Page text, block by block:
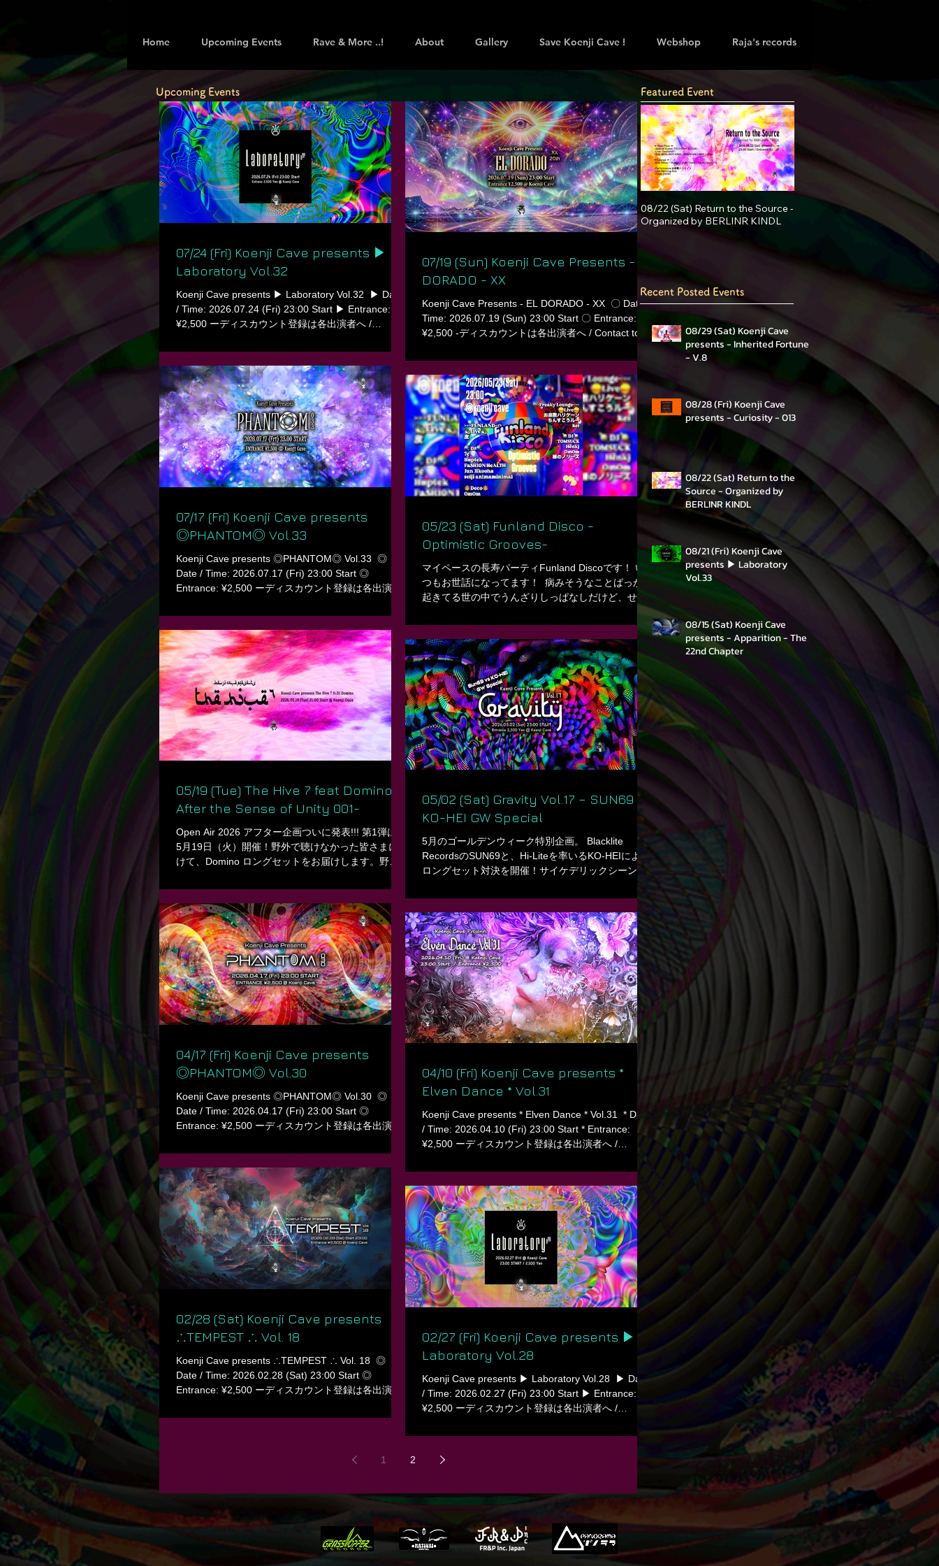
Home Upcoming Events Rave & More ..! About Gallery Save Koenji Cave ! Webshop Raja's records
Upcoming Events
07/24 (Fri) Koenji Cave presents ▶
Laboratory Vol.32
Koenji Cave presents ▶ Laboratory Vol.32 ㅤ ▶ Date
/ Time: 2026.07.24 (Fri) 23:00 Start ▶ Entrance:
¥2,500 ーディスカウント登録は各出演者へ /
▶ Line up ▶▶ Main Floor -DJs: BERLINER KINDL
(月読) Götediener NAGEE (SuB-TiDe) ONO (月読)
RAVEMAN Shu ㅤ ▶▶ Lounge -DJs: amon Fumipu-☆
minato pug RIA SASHII ㅤ ㅤ ▶▶ Food 2929c ㅤ ㅤ
∟∟∟∟∟∟∟∟∟∟∟∟∟∟∟∟∟∟∟∟∟∟∟
∟ ∟Cave 野外の詳細、🎫 / Rave info , Tickets
https://koenjicave.zaiko.io/ ㅤ ∟ INFORMATION - DJ’S
BAR Cave 〒1660
07/19 (Sun) Koenji Cave Presents - EL
DORADO - XX
Koenji Cave Presents - EL DORADO - XX ㅤ 〇 Date /
Time: 2026.07.19 (Sun) 23:00 Start 〇 Entrance:
¥2,500 -ディスカウントは各出演者へ / Contact to
〇 〇〇 Main Floor 〇〇 -DJs: 2nd BASE Bones
Kazutoshi (Puzzle Festival / KAGURA-神楽-）
MAC1Ø (Synthesis) minato TMK trippy ㅤ ㅤ 〇〇
Lounge 〇〇 -DJs: Hz♂ ISG RYUINED (KAGURA-神
楽-） だもんで ㅤ ㅤ
∟∟∟∟∟∟∟∟∟∟∟∟∟∟∟∟∟∟∟∟∟∟∟
∟ ∟Cave 野外の詳細、🎫 / Rave info , Tickets
https://koenjicave.zaiko.io/ ㅤ ∟ INFORMATION - DJ’S
BAR Ca
07/17 (Fri) Koenji Cave presents
◎PHANTOM◎ Vol.33
Koenji Cave presents ◎PHANTOM◎ Vol.33 ㅤ ◎
Date / Time: 2026.07.17 (Fri) 23:00 Start ◎
Entrance: ¥2,500 ーディスカウント登録は各出演者
Cave ㅤ ◎ Line up ◎ ◎◎ Main Floor ◎◎ -Live DJ
AO (Koenji Cave) ㅤ -DJs: 301 (Bachiboko
Psychedelic) E-roceleb (BORNEO) RANRAN
(GODBLESS) SNOWPOWDER (極太家) Takuya
Asakura YUTAMAN (I.K.R.ent) ㅤ ㅤ ㅤ ◎◎ Lounge ◎◎ -
DJs: Amigo minato nobu Raphaël shakabong
Spiritjack (Third Echo) ム ㅤ
∟∟∟∟∟∟∟∟∟∟∟∟∟∟∟∟∟∟∟∟∟∟∟
∟ ∟野外の詳細、🎫 /
05/23 (Sat) Funland Disco -
Optimistic Grooves-
マイペースの長寿パーティFunland Discoです！ い
つもお世話になってます！ ㅤ 病みそうなことばっかり
起きてる世の中でうんざりしっぱなしだけど、せめ
DiscoはオプティミステックなGrooveで希望の光を
灯します！よろしくオネガイしまぁす！ ㅤ 色とりどり
のカラフルなVibes！全開のメインフロア！ラウンジ
は愛と混沌と脱力のいつも通りのヤツ！w ㅤ Funland
Disco is back. When everything feels dark, we let
the music shine brighter. Optimistic grooves, colorful
energy, and our usual mix of love, chaos, and ease. ㅤ
////////////// ㅤ Funland Disco - Optimistic Grooves-
Organized by seiji animaminimal ㅤ Date / Time - 2026
05/19 (Tue) The Hive 7 feat Domino -
After the Sense of Unity 001-
Open Air 2026 アフター企画ついに発表!!! 第1弾は、
5月19日（火）開催！野外で聴けなかった皆さまに向
けて、Domino ロングセットをお届けします。野外
合。週末OobaでDominoを聴けなかった方は、ぜひ
ご参加ください。 ㅤ Open Air 2026 After Party
information is finally released ! As Part 1 on
Tuesday, May 19, For everyone who couldn’t catch
Domino outdoors, we’re bringing you a special long
set by Domino. DJs who supported the open air
event will also be joining the lineup. If you missed
Domino at Ooba this weekend, don’t miss this
chance to catch
05/02 (Sat) Gravity Vol.17 – SUN69 vs
KO-HEI GW Special
5月のゴールデンウィーク特別企画。 Blacklite
RecordsのSUN69と、Hi-Liteを率いるKO-HEIによる
ロングセット対決を開催！サイケデリックシーンで
もひときわ個性が光る二人が、一夜を通してフロア
を創り上げます。 ㅤ ラウンジフロアはCaveならでは
のラインナップ。 幅広いサウンドを存分にお楽しみ
ください。 ㅤ Golden Week in May brings a special
edition. SUN69 of Blacklite Records and KO-HEI,
who leads Hi-Lite, go head-to-head in a long-set
showdown.Two of the most distinctive artists in the
psychedelic scene will create the floor throughout
the night. ㅤ The lounge floor features a Cave-style
lineup, offering a wide
04/17 (Fri) Koenji Cave presents
◎PHANTOM◎ Vol.30
Koenji Cave presents ◎PHANTOM◎ Vol.30 ㅤ ◎
Date / Time: 2026.04.17 (Fri) 23:00 Start ◎
Entrance: ¥2,500 ーディスカウント登録は各出演者
Cave ㅤ ◎ Line up ◎ ◎◎ Main Floor ◎◎ ㅤ -DJs:
amachaaan Götediener Huptek (Sadistic Chillout)
MAC1Ø (Synthesis) NANA SASHII Spiritjack (Third
Echo) ㅤ ◎◎ Lounge ◎◎ -DJs: amon ARISEIKATSU
DJ Neo & DJ Trinity ISG Masaki Tanigawa nobu
Shakabong ㅤ
∟∟∟∟∟∟∟∟∟∟∟∟∟∟∟∟∟∟∟∟∟∟∟
∟ ∟野外の詳細、🎫 / Rave info , Tickets
https://koenjic
04/10 (Fri) Koenji Cave presents *
Elven Dance * Vol.31
Koenji Cave presents * Elven Dance * Vol.31 ㅤ * Date
/ Time: 2026.04.10 (Fri) 23:00 Start * Entrance:
¥2,500 ーディスカウント登録は各出演者へ /
Contact to DJs for Discount. * Venue: Koenji Cave ㅤ **
Line up ** ** Main Floor ** -DJs: 2nd BASE Bones
Daiki Sudo Oyako (familiar / KiTTyGuy Project)
SNOW POWDER Takuya Asakura ム（キカイズ） ㅤ
** Lounge ** -DJs: amon Basara GYODEN
KANFUKUHARA KiM LUMY? RYUINED (KAGURA-
神楽-） ** Food ** 2929c ㅤ
∟∟∟∟∟∟∟∟∟∟∟∟∟∟∟∟∟∟∟∟∟∟∟
∟ ∟野外の詳細、🎫 / Rave info , Tickets...
02/28 (Sat) Koenji Cave presents
∴TEMPEST ∴ Vol. 18
Koenji Cave presents ∴TEMPEST ∴ Vol. 18 ㅤ ◎
Date / Time: 2026.02.28 (Sat) 23:00 Start ◎
Entrance: ¥2,500 ーディスカウント登録は各出演者
Cave ㅤ ㅤ ◎ Line up ◎ ◎◎ Main Floor ◎◎ -DJs:
Huptek (Sadistic Chillout) Kafkey KENT (JETLAG)
Sharing/On-jin) ㅤ ◎◎ Lounge ◎◎ -DJs: chemiboo
Don. Bular Furyu Hinode mikimiki NANA Shu ㅤ ◎◎
Food ◎◎ 2929c
02/27 (Fri) Koenji Cave presents ▶
Laboratory Vol.28
Koenji Cave presents ▶ Laboratory Vol.28 ㅤ ▶ Date
/ Time: 2026.02.27 (Fri) 23:00 Start ▶ Entrance:
¥2,500 ーディスカウント登録は各出演者へ /
▶ Line up ▶▶ Main Floor -DJs: AKI PALLADIUM
Neon Vapor (ADN MUSIC) RAVEMAN Spiritjack
Lounge -DJs: 2nd BASE Frank S Gyoden ISG KiM
minato nobu Raphaël ㅤ ▶▶ Food 2929c ㅤ
∟∟∟∟∟∟∟∟∟∟∟∟∟∟∟∟∟∟∟∟∟∟∟
∟ ∟ DJ’S BAR Cave 〒166
1 2
Featured Event
08/22 (Sat) Return to the Source -
Organized by BERLINR KINDL
08/07 (Fri) Koenji Cave
Psychedelic Friday Vol.28 -
Recent Posted Events
08/29 (Sat) Koenji Cave
presents - Inherited Fortune
- V.8
08/28 (Fri) Koenji Cave
presents - Curiosity - 013
08/22 (Sat) Return to the
Source - Organized by
BERLINR KINDL
08/21 (Fri) Koenji Cave
presents ▶ Laboratory
Vol.33
08/15 (Sat) ​Koenji Cave
presents - Apparition - The
22nd Chapter